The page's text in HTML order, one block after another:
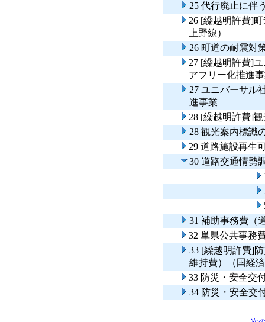
25 代行廃止に伴
26 [繰越明許費]
上野線）
26 町道の耐震対
27 [繰越明許費]
アフリー化推進
27 ユニバーサル
進事業
28 [繰越明許費]
28 観光案内標
29 道路施設再生
30 道路交通情勢
31 補助事務費（
32 単県公共事務
33 [繰越明許費]
維持費）（国経
33 防災・安全交
34 防災・安全交